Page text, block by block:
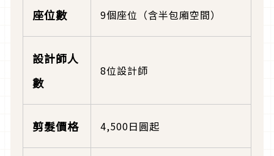
座位數 9個座位（含半包廂空間）
設計師人
數
8位設計師
剪髮價格 4,500日圓起